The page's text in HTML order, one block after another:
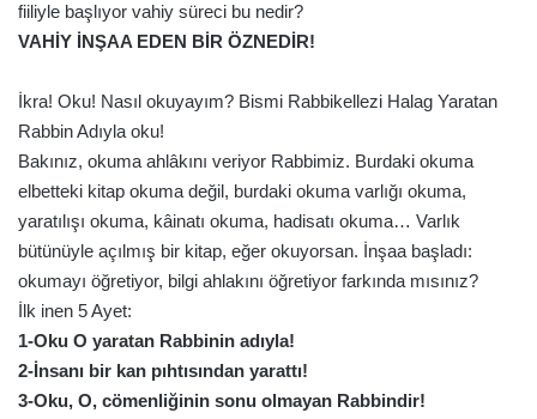
fiiliyle başlıyor vahiy süreci bu nedir?
VAHİY İNŞAA EDEN BİR ÖZNEDİR!
İkra! Oku! Nasıl okuyayım? Bismi Rabbikellezi Halag Yaratan
Rabbin Adıyla oku!
Bakınız, okuma ahlâkını veriyor Rabbimiz. Burdaki okuma
elbetteki kitap okuma değil, burdaki okuma varlığı okuma,
yaratılışı okuma, kâinatı okuma, hadisatı okuma… Varlık
bütünüyle açılmış bir kitap, eğer okuyorsan. İnşaa başladı:
okumayı öğretiyor, bilgi ahlakını öğretiyor farkında mısınız?
İlk inen 5 Ayet:
1-Oku O yaratan Rabbinin adıyla!
2-İnsanı bir kan pıhtısından yarattı!
3-Oku, O, cömenliğinin sonu olmayan Rabbindir!